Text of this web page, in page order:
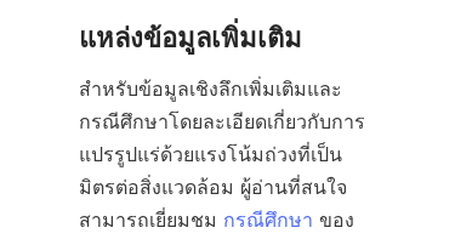
สำหรับข้อมูลเชิงลึกเพิ่มเติมและ
กรณีศึกษาโดยละเอียดเกี่ยวกับการ
แปรรูปแร่ด้วยแรงโน้มถ่วงที่เป็น
มิตรต่อสิ่งแวดล้อม ผู้อ่านที่สนใจ
สามารถเยี่ยมชม กรณีศึกษา ของ